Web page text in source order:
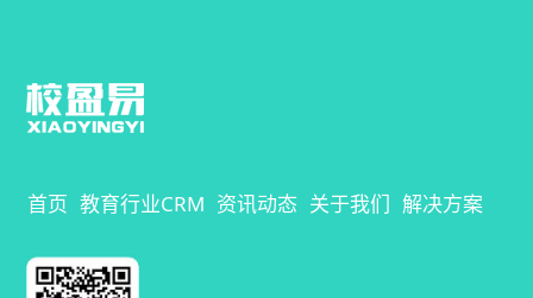
首页 教育行业CRM 资讯动态 关于我们 解决方案